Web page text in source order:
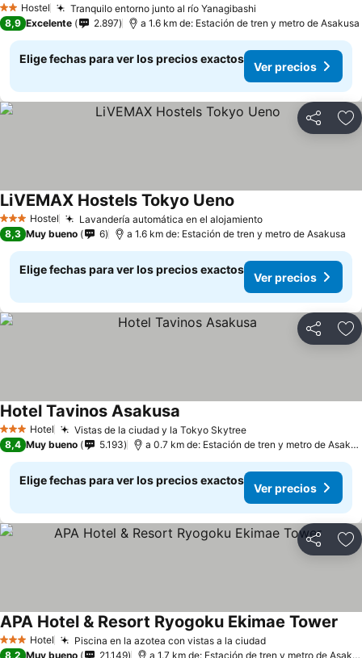
2 Estrellas
Hostel Tranquilo entorno junto al río Yanagibashi
8,9 Excelente 2.897 a 1.6 km de: Estación de tren y metro de Asakusa
Elige fechas para ver los precios exactos
Ver precios
Compartir
3 EstrellasHostel Lavandería automática en el alojamiento
LiVEMAX Hostels Tokyo Ueno
8,3 Muy bueno 6 a 1.6 km de: Estación de tren y metro de Asakusa
Elige fechas para ver los precios exactos
Ver precios
Compartir
3 Estrellas
Hotel Vistas de la ciudad y la Tokyo Skytree
Hotel Tavinos Asakusa
8,4 Muy bueno 5.193 a 0.7 km de: Estación de tren y metro de Asakusa
Elige fechas para ver los precios exactos
Ver precios
Compartir
3 Estrellas
Hotel Piscina en la azotea con vistas a la ciudad
APA Hotel & Resort Ryogoku Ekimae Tower
8,2 Muy bueno 21.149 a 1.7 km de: Estación de tren y metro de Asakusa